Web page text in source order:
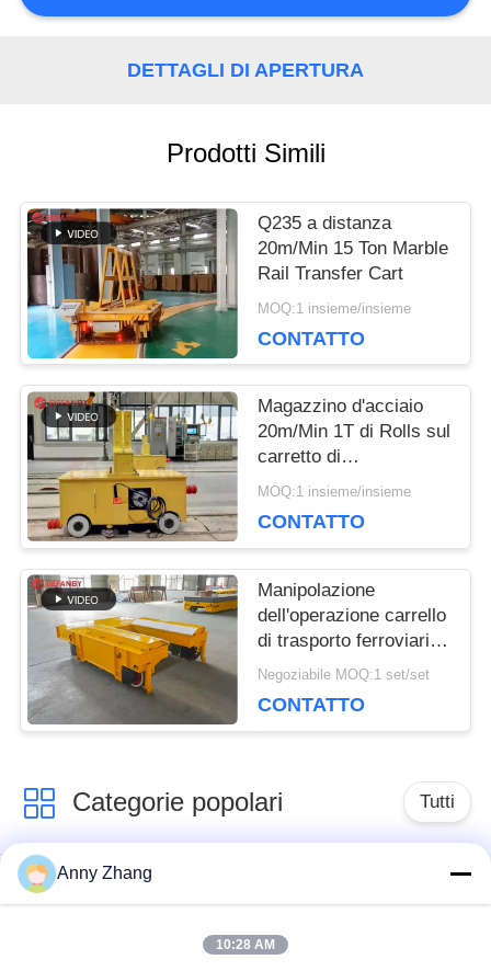
SITO
PRIVACY
POLICY
DETTAGLI DI APERTURA
Prodotti Simili
Q235 a distanza
20m/Min 15 Ton Marble
Rail Transfer Cart
MOQ:1 insieme/insieme
CONTATTO
Magazzino d'acciaio
20m/Min 1T di Rolls sul
carretto di
trasferimento della
MOQ:1 insieme/insieme
CONTATTO
Manipolazione
dell'operazione carrello
di trasporto ferroviario
a bassa tensione per
Negoziabile MOQ:1 set/set
CONTATTO
Categorie popolari Tutti
carretto di
trasferimento della
carretto non cingolato
Anny Zhang
10:28 AM